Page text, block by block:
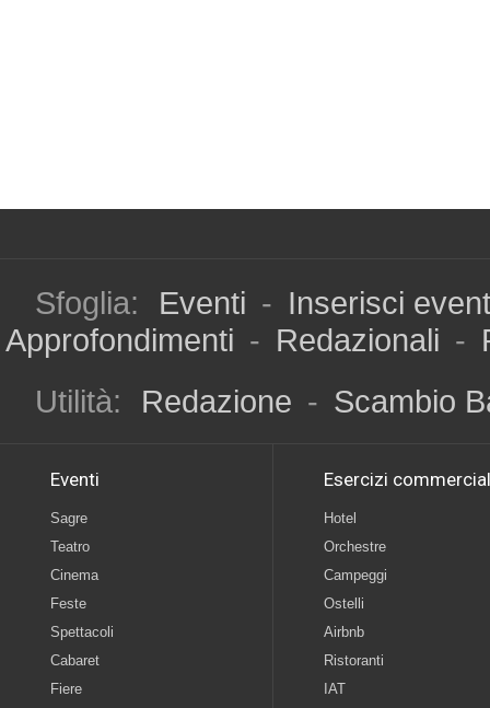
Sfoglia: Eventi - Inserisci
Approfondimenti - Redazionali -
Utilità:
Redazione - Scambio
Eventi
Sagre
Teatro
Cinema
Feste
Spettacoli
Cabaret
Fiere
Esercizi
Hotel
Orchestre
Campeggi
Ostelli
Airbnb
Ristoranti
IAT